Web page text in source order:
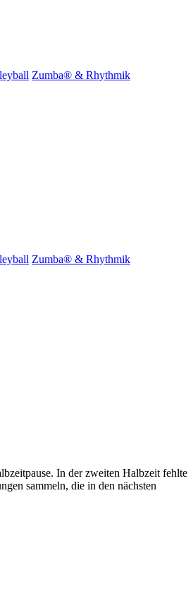
Zumba® & Rhythmik
Zumba® & Rhythmik
In der zweiten Halbzeit fehlte
sammeln, die in den nächsten